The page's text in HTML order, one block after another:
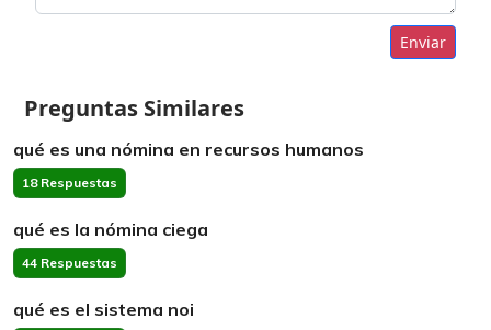
Enviar
Preguntas Similares
qué es una nómina en recursos humanos
18 Respuestas
qué es la nómina ciega
44 Respuestas
qué es el sistema noi